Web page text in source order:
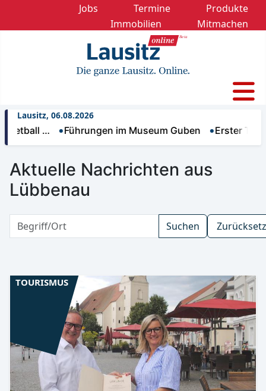
Jobs Termine
Produkte
Immobilien
Mitmachen
Lausitz, 06.08.2026
… Führungen im Museum Guben Erster
Aktuelle Nachrichten aus
Lübbenau
Suchen
TOURISMUS